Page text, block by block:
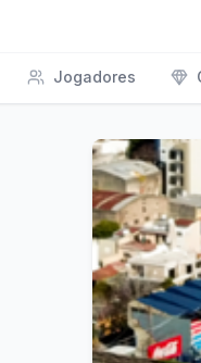
Jogadores